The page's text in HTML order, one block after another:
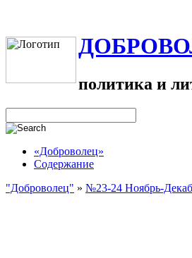
политика и
«Доброволец»
Содержание
"Доброволец" » №23-24 Ноябрь-